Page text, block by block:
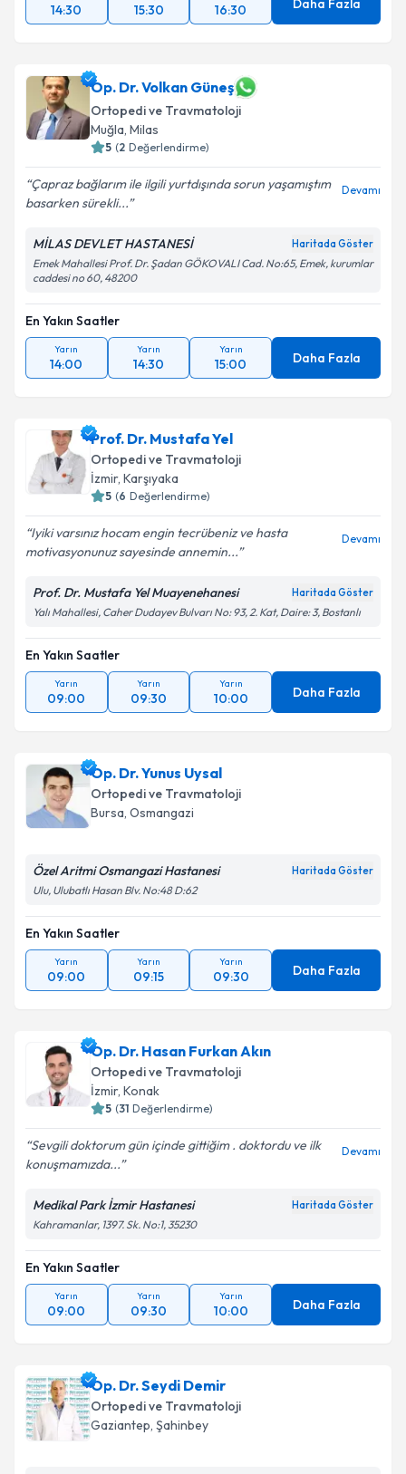
14:30 15:30 16:30 Daha Fazla
Op. Dr. Volkan Güneş
Ortopedi ve Travmatoloji
Muğla, Milas
5 (2 Değerlendirme)
Çapraz bağlarım ile ilgili yurtdışında sorun yaşamıştım
basarken sürekli...
Devamı
MİLAS DEVLET HASTANESİ Haritada Göster
Emek Mahallesi Prof. Dr. Şadan GÖKOVALI Cad. No:65, Emek, kurumlar
caddesi no 60, 48200
En Yakın Saatler
Yarın
14:00
Yarın
14:30
Yarın
15:00 Daha Fazla
Prof. Dr. Mustafa Yel
Ortopedi ve Travmatoloji
İzmir, Karşıyaka
5 (6 Değerlendirme)
Iyiki varsınız hocam engin tecrübeniz ve hasta
motivasyonunuz sayesinde annemin...
Devamı
Prof. Dr. Mustafa Yel Muayenehanesi Haritada Göster
Yalı Mahallesi, Caher Dudayev Bulvarı No: 93, 2. Kat, Daire: 3, Bostanlı
En Yakın Saatler
Yarın
09:00
Yarın
09:30
Yarın
10:00 Daha Fazla
Op. Dr. Yunus Uysal
Ortopedi ve Travmatoloji
Bursa, Osmangazi
Özel Aritmi Osmangazi Hastanesi Haritada Göster
Ulu, Ulubatlı Hasan Blv. No:48 D:62
En Yakın Saatler
Yarın
09:00
Yarın
09:15
Yarın
09:30 Daha Fazla
Op. Dr. Hasan Furkan Akın
Ortopedi ve Travmatoloji
İzmir, Konak
5 (31 Değerlendirme)
Sevgili doktorum gün içinde gittiğim . doktordu ve ilk
konuşmamızda...
Devamı
Medikal Park İzmir Hastanesi Haritada Göster
Kahramanlar, 1397. Sk. No:1, 35230
En Yakın Saatler
Yarın
09:00
Yarın
09:30
Yarın
10:00 Daha Fazla
Op. Dr. Seydi Demir
Ortopedi ve Travmatoloji
Gaziantep, Şahinbey